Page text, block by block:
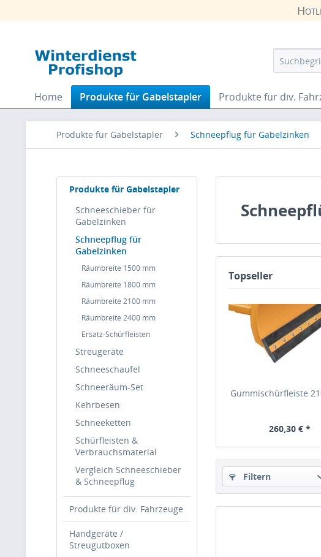
Home Produkte für Gabelstapler Produkte für div.
Produkte für Gabelstapler Schneepflug für Gabelzinken
Produkte für Gabelstapler
Schneeschieber für
Gabelzinken
Schneepflug für
Gabelzinken
Räumbreite 1500 mm
Räumbreite 1800 mm
Räumbreite 2100 mm
Räumbreite 2400 mm
Ersatz-Schürfleisten
Streugeräte
Schneeschaufel
Schneeräum-Set
Kehrbesen
Schneeketten
Schürfleisten &
Verbrauchsmaterial
Vergleich Schneeschieber
& Schneepflug
Produkte für div. Fahrzeuge
Handgeräte /
Streugutboxen
Topseller
Gummischürfleiste
260,30 € *
Filtern